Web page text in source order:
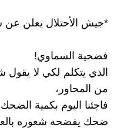
*جيش الأحتلال يعلن عن
فضحية السماوي!
الذي يتكلم لكي لا يقول
من المحاور،
فاجئنا اليوم بكمية
ضحك يفضحه شعوره